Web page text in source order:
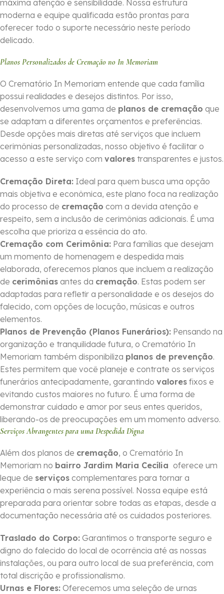
máxima atenção e sensibilidade. Nossa estrutura
moderna e equipe qualificada estão prontas para
oferecer todo o suporte necessário neste período
delicado.
Planos Personalizados de Cremação no In Memoriam
O Crematório In Memoriam entende que cada família
possui realidades e desejos distintos. Por isso,
desenvolvemos uma gama de planos de cremação que
se adaptam a diferentes orçamentos e preferências.
Desde opções mais diretas até serviços que incluem
cerimônias personalizadas, nosso objetivo é facilitar o
acesso a este serviço com valores transparentes e justos.
Cremação Direta: Ideal para quem busca uma opção
mais objetiva e econômica, este plano foca na realização
do processo de cremação com a devida atenção e
respeito, sem a inclusão de cerimônias adicionais. É uma
escolha que prioriza a essência do ato.
Cremação com Cerimônia: Para famílias que desejam
um momento de homenagem e despedida mais
elaborada, oferecemos planos que incluem a realização
de cerimônias antes da cremação. Estas podem ser
adaptadas para refletir a personalidade e os desejos do
falecido, com opções de locução, músicas e outros
elementos.
Planos de Prevenção (Planos Funerários): Pensando na
organização e tranquilidade futura, o Crematório In
Memoriam também disponibiliza planos de prevenção.
Estes permitem que você planeje e contrate os serviços
funerários antecipadamente, garantindo valores fixos e
evitando custos maiores no futuro. É uma forma de
demonstrar cuidado e amor por seus entes queridos,
liberando-os de preocupações em um momento adverso.
Serviços Abrangentes para uma Despedida Digna
Além dos planos de cremação, o Crematório In
Memoriam no bairro Jardim Maria Cecília oferece um
leque de serviços complementares para tornar a
experiência o mais serena possível. Nossa equipe está
preparada para orientar sobre todas as etapas, desde a
documentação necessária até os cuidados posteriores.
Traslado do Corpo: Garantimos o transporte seguro e
digno do falecido do local de ocorrência até as nossas
instalações, ou para outro local de sua preferência, com
total discrição e profissionalismo.
Urnas e Flores: Oferecemos uma seleção de urnas